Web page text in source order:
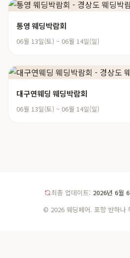
통영 웨딩박람회
06월 13일(토) ~ 06월 14일(일)
대구연웨딩 웨딩박람회
06월 13일(토) ~ 06월 14일(일)
최종 업데이트: 2026년 6월
© 2026 웨딩페어. 포항 반하나